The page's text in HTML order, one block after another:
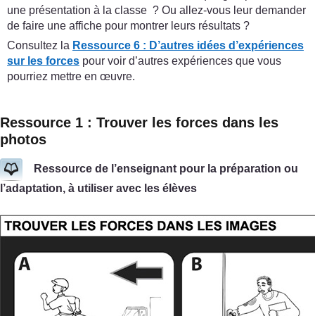
une présentation à la classe ? Ou allez-vous leur demander
de faire une affiche pour montrer leurs résultats ?
Consultez la Ressource 6 : D’autres idées d’expériences
sur les forces pour voir d’autres expériences que vous
pourriez mettre en œuvre.
Ressource 1 : Trouver les forces dans les
photos
Ressource de l’enseignant pour la préparation ou
l’adaptation, à utiliser avec les élèves